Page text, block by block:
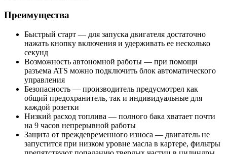
Преимущества
Быстрый старт — для запуска двигателя достаточно
нажать кнопку включения и удерживать ее несколько
секунд
Возможность автономной работы — при помощи
разъема ATS можно подключить блок автоматического
управления
Безопасность — производитель предусмотрел как
общий предохранитель, так и индивидуальные для
каждой розетки
Низкий расход топлива — полного бака хватает почти
на 9 часов непрерывной работы
Защита от преждевременного износа — двигатель не
запустится при низком уровне масла в картере, фильтры